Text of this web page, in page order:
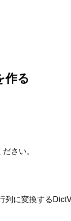
作る
さい。
に変換する